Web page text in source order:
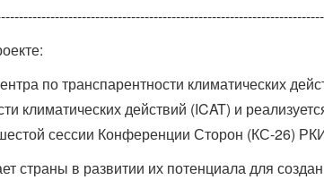
по транспарентности климатических
климатических действий (ICAT) и
сессии Конференции Сторон (КС-26)
страны в развитии их потенциала для